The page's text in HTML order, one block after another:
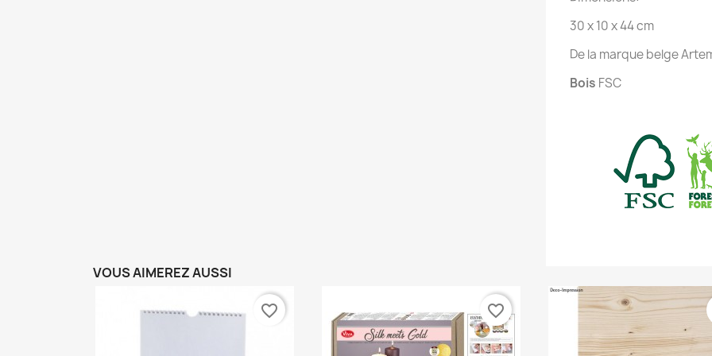
30 x 10 x 44 cm
De la marque belge
Bois FSC
VOUS AIMEREZ AUSSI
favorite_border favorite_border